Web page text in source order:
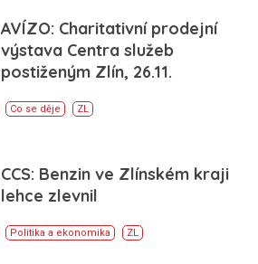
AVÍZO: Charitativní prodejní
výstava Centra služeb
postiženým Zlín, 26.11.
Co se děje ZL
CCS: Benzin ve Zlínském kraji
lehce zlevnil
Politika a ekonomika ZL